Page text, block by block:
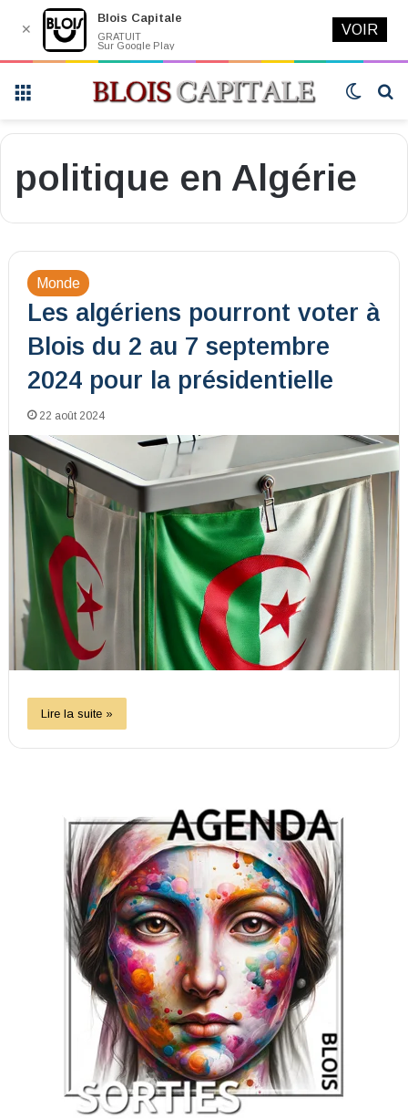
Switch
politique en Algérie
Monde
Les algériens pourront voter à
Blois du 2 au 7 septembre
2024 pour la présidentielle
22 août 2024
Lire la suite »
✕
Blois Capitale
GRATUIT
Sur Google Play
VOIR